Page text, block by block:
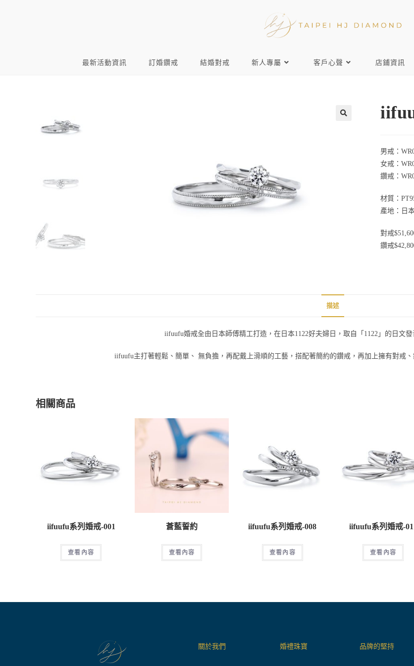
最新活動資訊 訂婚鑽戒 結婚對戒 新人專屬 客戶心聲 店鋪資訊
男戒：
女戒：
鑽戒：
材質：
產地：日
對戒
鑽戒
描述
iifuufu婚戒全由日本師傅精工打造，在日本1122好夫婦日，取自「1122」的日文
iifuufu主打著輕鬆、簡單、 無負擔，再配戴上滑順的工藝，搭配著簡約的鑽戒，再加上擁有對戒
相關商品
iifuufu系列婚戒-001
查看內容
蒼藍誓約
查看內容
iifuufu系列婚戒-008
查看內容
iifuufu系列婚戒-
查看內容
關於我們 婚禮珠寶 品牌的堅持